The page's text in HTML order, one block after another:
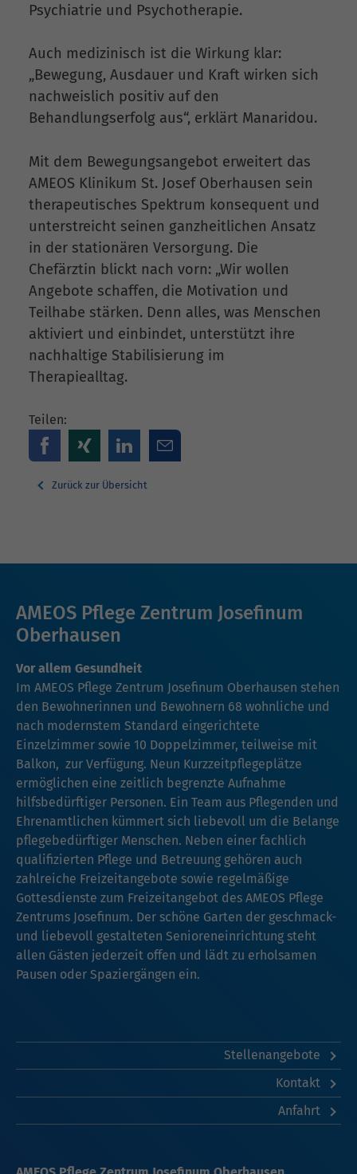
Psychiatrie und Psychotherapie.
Auch medizinisch ist die Wirkung klar:
„Bewegung, Ausdauer und Kraft wirken sich
nachweislich positiv auf den
Behandlungserfolg aus“, erklärt Manaridou.
Mit dem Bewegungsangebot erweitert das
AMEOS Klinikum St. Josef Oberhausen sein
therapeutisches Spektrum konsequent und
unterstreicht seinen ganzheitlichen Ansatz
in der stationären Versorgung. Die
Chefärztin blickt nach vorn: „Wir wollen
Angebote schaffen, die Motivation und
Teilhabe stärken. Denn alles, was Menschen
aktiviert und einbindet, unterstützt ihre
nachhaltige Stabilisierung im
Therapiealltag.
Teilen:
Zurück zur Übersicht
AMEOS Pflege Zentrum Josefinum
Oberhausen
Vor allem Gesundheit
Im AMEOS Pflege Zentrum Josefinum Oberhausen stehen
den Bewohnerinnen und Bewohnern 68 wohnliche und
nach modernstem Standard eingerichtete
Einzelzimmer sowie 10 Doppelzimmer, teilweise mit
Balkon, zur Verfügung. Neun Kurzzeitpflegeplätze
ermöglichen eine zeitlich begrenzte Aufnahme
hilfsbedürftiger Personen. Ein Team aus Pflegenden und
Ehrenamtlichen kümmert sich liebevoll um die Belange
pflegebedürftiger Menschen. Neben einer fachlich
qualifizierten Pflege und Betreuung gehören auch
zahlreiche Freizeitangebote sowie regelmäßige
Gottesdienste zum Freizeitangebot des AMEOS Pflege
Zentrums Josefinum. Der schöne Garten der geschmack-
und liebevoll gestalteten Senioreneinrichtung steht
allen Gästen jederzeit offen und lädt zu erholsamen
Pausen oder Spaziergängen ein.
Stellenangebote
Kontakt
Anfahrt